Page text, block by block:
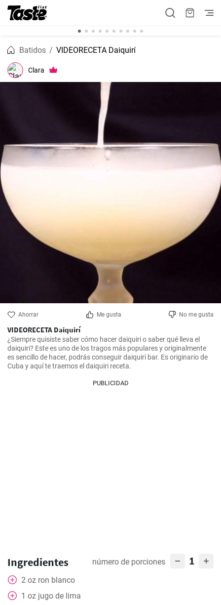
Batidos VIDEORECETA Daiquirí
Clara
Ahorrar Me gusta No me gusta
VIDEORECETA Daiquirí
¿Siempre quisiste saber cómo hacer daiquiri o saber qué lleva el
daiquiri? Este es uno de los tragos más populares y originalmente
es sencillo de hacer, podrás conseguir daiquiri bar. Es originario de
Cuba y aquí te traemos el daiquiri receta.
PUBLICIDAD
Ingredientes número de porciones 1
2 oz ron blanco
1 oz jugo de lima